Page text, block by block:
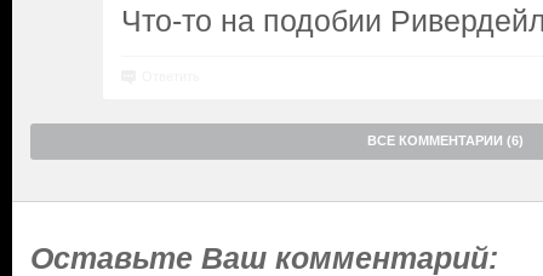
Что-то на подобии
ВСЕ КОММЕНТАРИИ (6)
Оставьте Ваш комментарий: